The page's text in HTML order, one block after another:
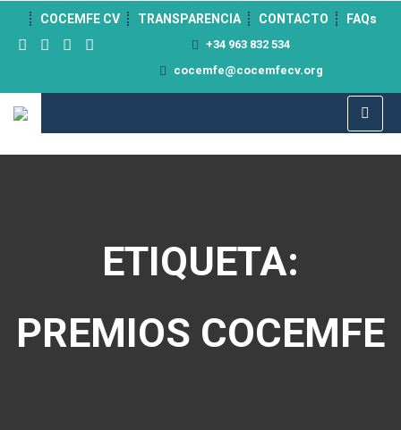
COCEMFE CV TRANSPARENCIA CONTACTO FAQs
+34 963 832 534
cocemfe@cocemfecv.org
ETIQUETA:
PREMIOS COCEMFE